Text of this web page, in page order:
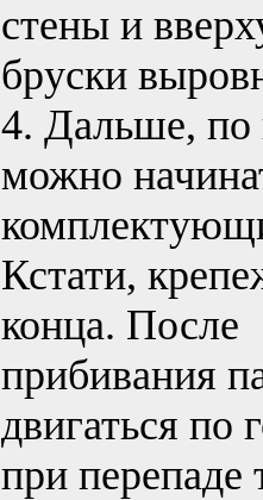
стены и
бруски
4. Дальше, по
можно
Кстати,
конца. После
прибивания
двигаться по
при перепаде